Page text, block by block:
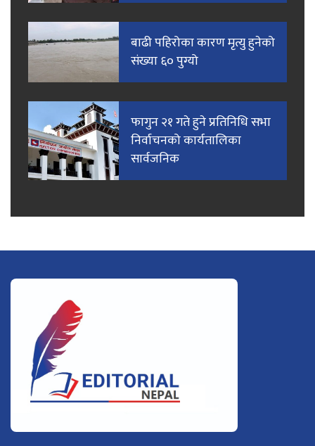
बाढी पहिरोका कारण मृत्यु हुनेको
संख्या ६० पुग्यो
फागुन २१ गते हुने प्रतिनिधि सभा
निर्वाचनको कार्यतालिका
सार्वजनिक